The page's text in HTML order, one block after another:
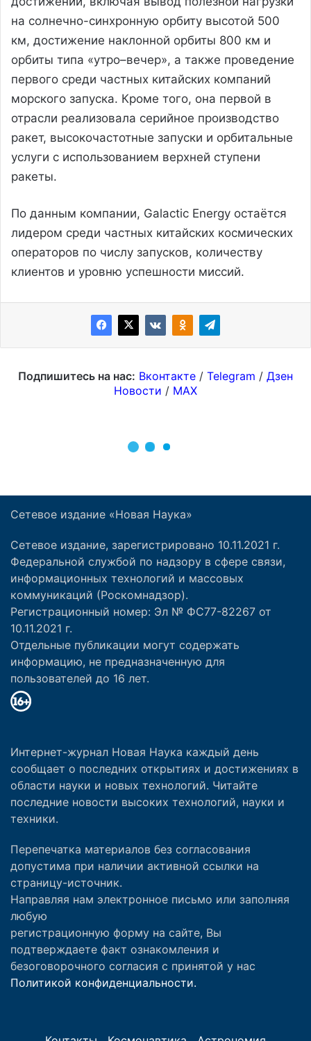
Сетевое издание «Новая Наука»
Сетевое издание, зарегистрировано 10.11.2021 г.
Федеральной службой по надзору в сфере связи,
информационных технологий и массовых
коммуникаций (Роскомнадзор).
Регистрационный номер: Эл № ФС77-82267 от
10.11.2021 г.
Отдельные публикации могут содержать
информацию, не предназначенную для
пользователей до 16 лет.
Интернет-журнал Новая Наука каждый день
сообщает о последних открытиях и достижениях в
области науки и новых технологий. Читайте
последние новости высоких технологий, науки и
техники.
Перепечатка материалов без согласования
допустима при наличии активной ссылки на
страницу-источник.
Направляя нам электронное письмо или заполняя
любую
регистрационную форму на сайте, Вы
подтверждаете факт ознакомления и
безоговорочного согласия с принятой у нас
Политикой конфиденциальности.